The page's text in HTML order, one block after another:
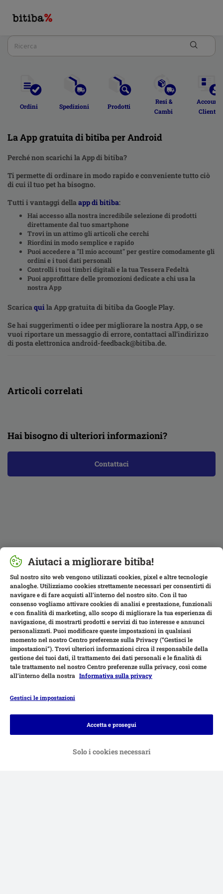
Ordini Spedizioni Prodotti
Resi &
Cambi
Account
Cliente
La App gratuita di bitiba per Android
Perché non scarichi la App di bitiba?
Ti permette di ordinare in modo rapido e conveniente tutto ciò
di cui il tuo pet ha bisogno.
Tutti i vantaggi dellaapp di bitiba:
Hai accesso alla nostra incredibile selezione di prodotti
direttamente dal tuo smartphone
Trovi in un attimo gli articoli che cerchi
Riordini in modo semplice e rapido
Puoi accedere a "Il mio account" per gestire comodamente gli
ordini e i tuoi dati personali
Controlli i tuoi timbri digitali e la tua Tessera Fedeltà
Puoi approfittare delle promozioni dedicate a chi usa la
nostra App
Scaricaquila App gratuita di bitiba da Google Play.
Se hai suggerimenti o idee per migliorare la nostra App, o se
vuoi riportare un messaggio di errore, contattaci all’indirizzo
di posta elettronica android-feedback@bitiba.de.
Articoli correlati
Hai bisogno di ulteriori informazioni?
Contattaci
Modalità di pagamento
Bonifico. Contrassegno.
Aiutaci a migliorare bitiba!
Sul nostro sito web vengono utilizzati cookies, pixel e altre tecnologie
analoghe. Utilizziamo cookies strettamente necessari per consentirti di
navigare e di fare acquisti all’interno del nostro sito. Con il tuo
consenso vogliamo attivare cookies di analisi e prestazione, funzionali
e con finalità di marketing, allo scopo di migliorare la tua esperienza di
navigazione, di mostrarti prodotti e servizi di tuo interesse e annunci
personalizzati. Puoi modificare queste impostazioni in qualsiasi
momento nel nostro Centro preferenze sulla Privacy (“Gestisci le
impostazioni”). Trovi ulteriori informazioni circa il responsabile della
gestione dei tuoi dati, il trattamento dei dati personali e le finalità di
tale trattamento nel nostro Centro preferenze sulla privacy, così come
all’interno della nostra Informativa sulla privacy
Gestisci le impostazioni
Solo i cookies necessari
Accetta e prosegui